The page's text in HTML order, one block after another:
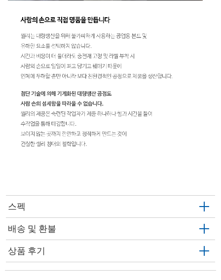
스펙
배송 및 환불
상품 후기